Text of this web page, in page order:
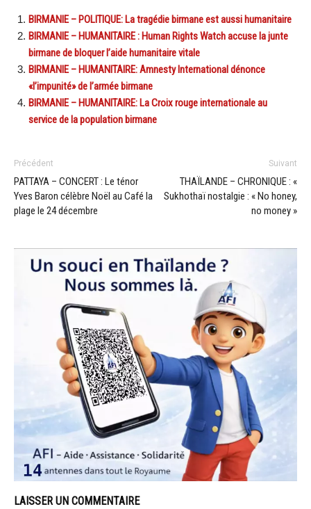
BIRMANIE – POLITIQUE: La tragédie birmane est aussi humanitaire
BIRMANIE – HUMANITAIRE : Human Rights Watch accuse la junte
birmane de bloquer l’aide humanitaire vitale
BIRMANIE – HUMANITAIRE: Amnesty International dénonce
«l’impunité» de l’armée birmane
BIRMANIE – HUMANITAIRE: La Croix rouge internationale au
service de la population birmane
Précédent
PATTAYA – CONCERT : Le ténor
Yves Baron célèbre Noël au Café la
plage le 24 décembre
Suivant
THAÏLANDE – CHRONIQUE : «
Sukhothaï nostalgie : « No honey,
no money »
LAISSER UN COMMENTAIRE